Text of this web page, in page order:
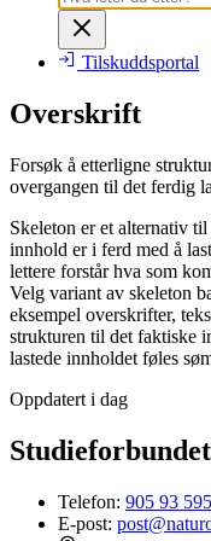
Tilskuddsportal
Overskrift
Forsøk å etterligne
overgangen til det ferdig
Skeleton er et alternativ
innhold er i ferd med å
lettere forstår hva som
Velg variant av skeleton
eksempel overskrifter,
strukturen til det faktiske
lastede innholdet føles
Oppdatert i dag
Telefon: 905 93 595
E-post: